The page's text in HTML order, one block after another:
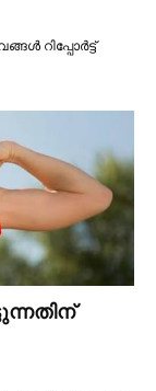
റിപ്പോർട്ട്